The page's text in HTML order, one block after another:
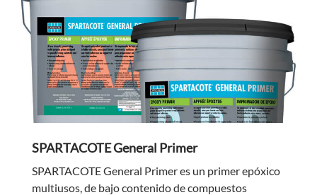
SPARTACOTE General Primer
SPARTACOTE General Primer es un primer epóxico
multiusos, de bajo contenido de compuestos